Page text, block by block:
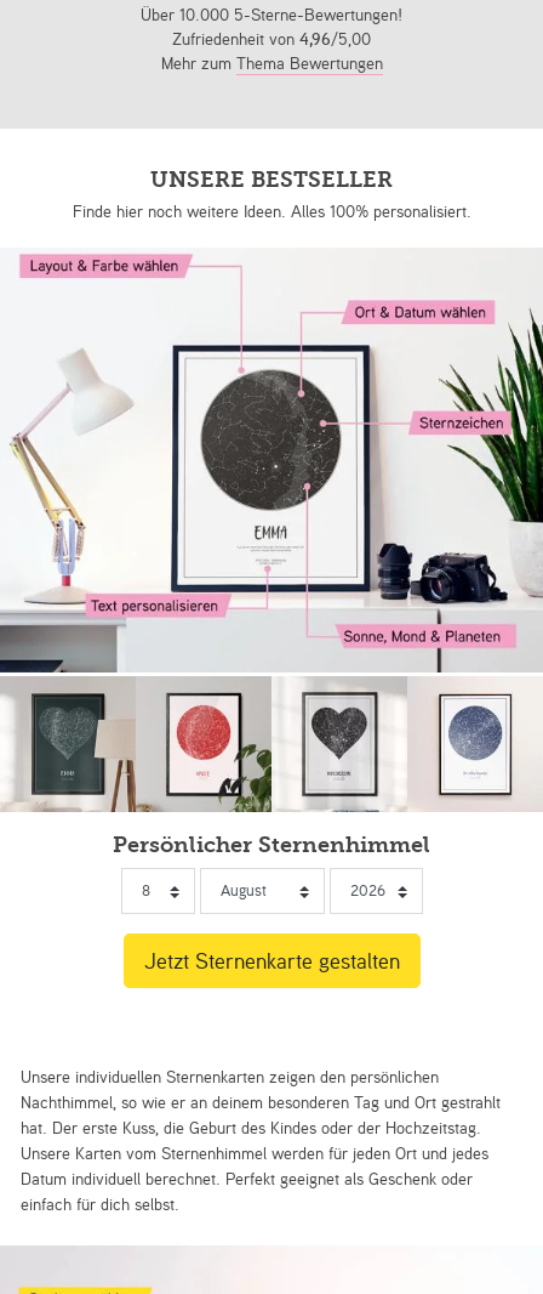
Über 10.000 5-Sterne-Bewertungen!
Zufriedenheit von 4,96/5,00
Mehr zum Thema Bewertungen
UNSERE BESTSELLER
Finde hier noch weitere Ideen. Alles 100% personalisiert.
Persönlicher Sternenhimmel
Unsere individuellen Sternenkarten zeigen den persönlichen
Nachthimmel, so wie er an deinem besonderen Tag und Ort gestrahlt
hat. Der erste Kuss, die Geburt des Kindes oder der Hochzeitstag.
Unsere Karten vom Sternenhimmel werden für jeden Ort und jedes
Datum individuell berechnet. Perfekt geeignet als Geschenk oder
einfach für dich selbst.